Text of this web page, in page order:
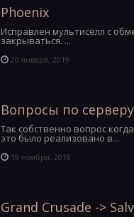
Phoenix
Исправлен мультиселл с
закрываться. ...
20 января, 2019
Вопросы по
Так собственно вопрос
это было реализовано в...
19 ноября, 2018
Grand Crusade ->